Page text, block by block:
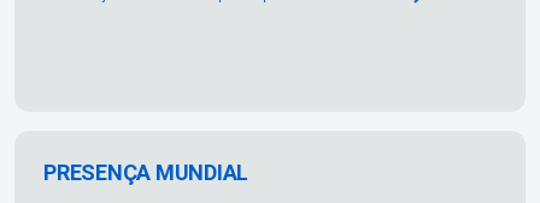
PRESENÇA MUNDIAL